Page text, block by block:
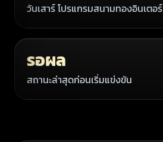
วันเสาร์ โปรแกรมสนามทองอินเตอร์
รอผล
สถานะล่าสุดก่อนเริ่มแข่งขัน